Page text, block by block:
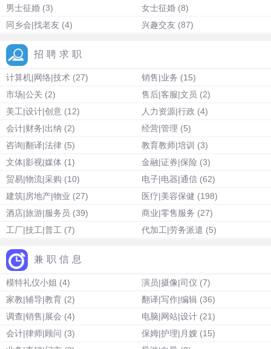
男士征婚 (3) 女士征婚 (8)
同乡会|找老友 (4) 兴趣交友 (87)
招聘求职
计算机|网络|技术 (27) 销售|业务 (15)
市场|公关 (2) 售后|客服|文员 (2)
美工|设计|创意 (12) 人力资源|行政 (4)
会计|财务|出纳 (2) 经营|管理 (5)
咨询|翻译|法律 (5) 教育教师|培训 (3)
文体|影视|媒体 (1) 金融|证券|保险 (3)
贸易|物流|采购 (10) 电子|电器|通信 (62)
建筑|房地产|物业 (27) 医疗|美容保健 (198)
酒店|旅游|服务员 (39) 商业|零售服务 (27)
工厂|技工|普工 (7) 代加工|劳务派遣 (5)
兼职信息
模特礼仪小姐 (4) 演员|摄像|司仪 (7)
家教|辅导|教育 (2) 翻译|写作|编辑 (36)
调查|销售|展会 (4) 电脑|网站|设计 (21)
会计|律师|顾问 (3) 保姆|护理|月嫂 (15)